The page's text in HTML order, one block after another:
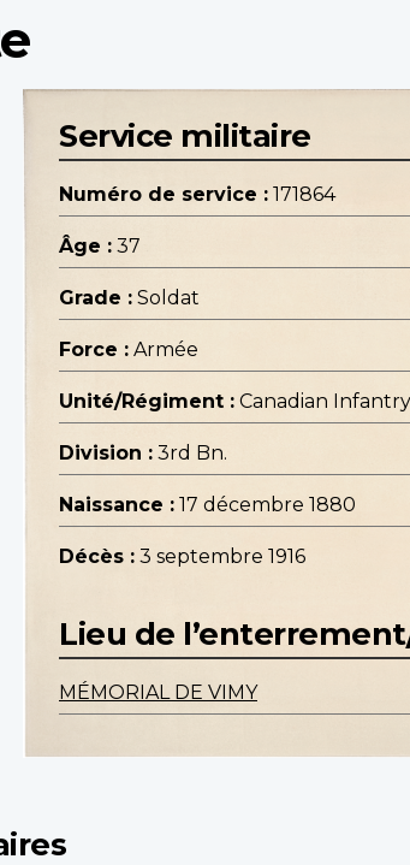
Service militaire
Numéro de service : 171864
Âge : 37
Grade : Soldat
Force : Armée
Unité/Régiment : Canadian
Division : 3rd Bn.
Naissance : 17 décembre 1880
Décès : 3 septembre 1916
Lieu de
MÉMORIAL DE VIMY